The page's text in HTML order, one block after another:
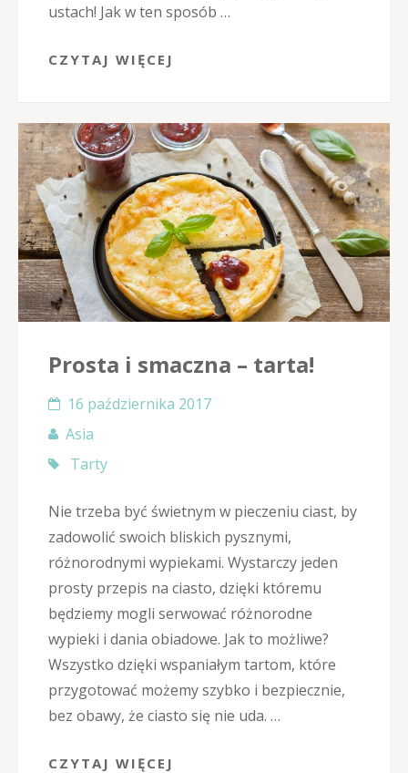
ustach! Jak w ten sposób …
CZYTAJ WIĘCEJ
Prosta i smaczna – tarta!
16 października 2017
Asia
Tarty
Nie trzeba być świetnym w pieczeniu ciast, by
zadowolić swoich bliskich pysznymi,
różnorodnymi wypiekami. Wystarczy jeden
prosty przepis na ciasto, dzięki któremu
będziemy mogli serwować różnorodne
wypieki i dania obiadowe. Jak to możliwe?
Wszystko dzięki wspaniałym tartom, które
przygotować możemy szybko i bezpiecznie,
bez obawy, że ciasto się nie uda. …
CZYTAJ WIĘCEJ